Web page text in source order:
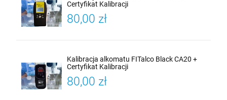
Certyfikat Kalibracji
80,00 zł
Kalibracja alkomatu FITalco Black CA20 +
Certyfikat Kalibracji
80,00 zł